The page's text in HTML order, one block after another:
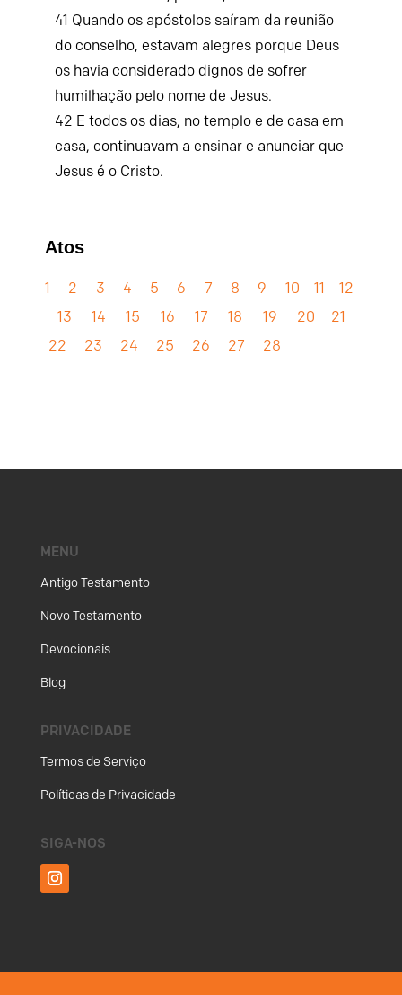
41 Quando os apóstolos saíram da reunião
do conselho, estavam alegres porque Deus
os havia considerado dignos de sofrer
humilhação pelo nome de Jesus.
42 E todos os dias, no templo e de casa em
casa, continuavam a ensinar e anunciar que
Jesus é o Cristo.
Atos
1 2 3 4 5 6 7 8 9 10 11
12
13
14 15 16 17 18 19 20
21
22
23 24 25 26 27 28
MENU
Antigo Testamento
Novo Testamento
Devocionais
Blog
PRIVACIDADE
Termos de Serviço
Políticas de Privacidade
SIGA-NOS